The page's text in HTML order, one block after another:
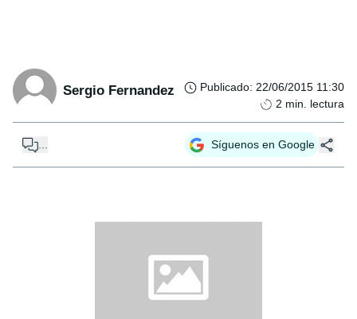
Sergio Fernandez Publicado: 22/06/2015 11:30
2 min. lectura
... Síguenos en Google